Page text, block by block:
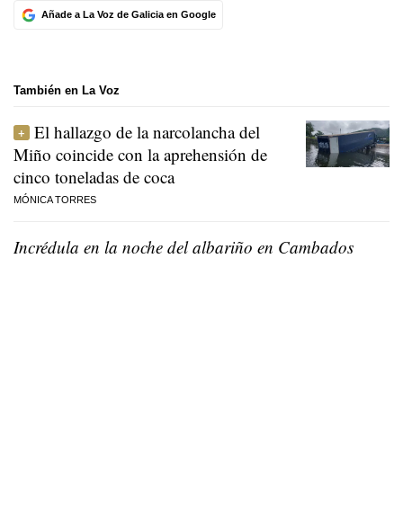
Añade a La Voz de Galicia en Google
También en La Voz
El hallazgo de la narcolancha del
Miño coincide con la aprehensión de
cinco toneladas de coca
MÓNICA TORRES
Incrédula en la noche del albariño en Cambados